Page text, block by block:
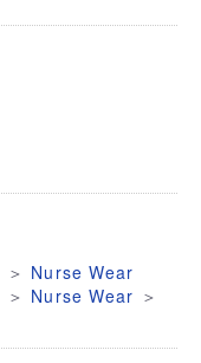
＞ Nurse Wear
＞ Nurse Wear ＞